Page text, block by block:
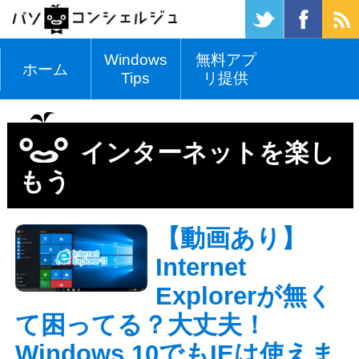
ホーム
Windows
Tips
無料アプ
リ提供
インターネットを楽し
もう
【動画あり】
Internet
Explorerが無く
て困ってる？大丈夫！